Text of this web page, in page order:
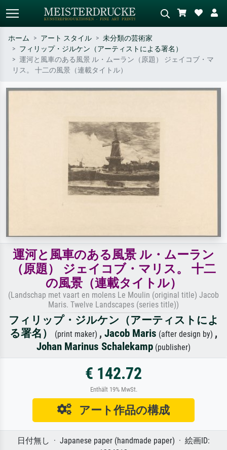
標準検索 AI画像検索
作家名・作品名・スタイルで検索
シーンを説明してください – 例：
ホーム アート スタイル
未分類の芸術家
フィリップ・ジルケン（アーティストによる署名）
運河と風車のある風景 ル・ムーラン（原題） ジェイコブ・マ
リス。 十二の風景（連載タイトル）
運河と風車のある風景 ル・ムーラン
（原題） ジェイコブ・マリス。 十二
の風景（連載タイトル）
(Landschap met vaart en molens Le Moulin (original title) Jacob
Maris. Twelve Landscapes (series title))
フィリップ・ジルケン（アーティストによ
る署名）
(print maker) , Jacob Maris (after design by) ,
Johan Marinus Schalekamp (publisher)
€ 142.72
Enthält 19% MwSt.
アート作品の構成
日付無し · Japanese paper (handmade paper) · 絵画ID: